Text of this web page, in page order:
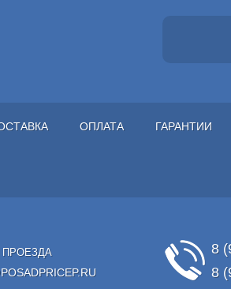
ОПЛАТА ГАРАНТИИ
8
8